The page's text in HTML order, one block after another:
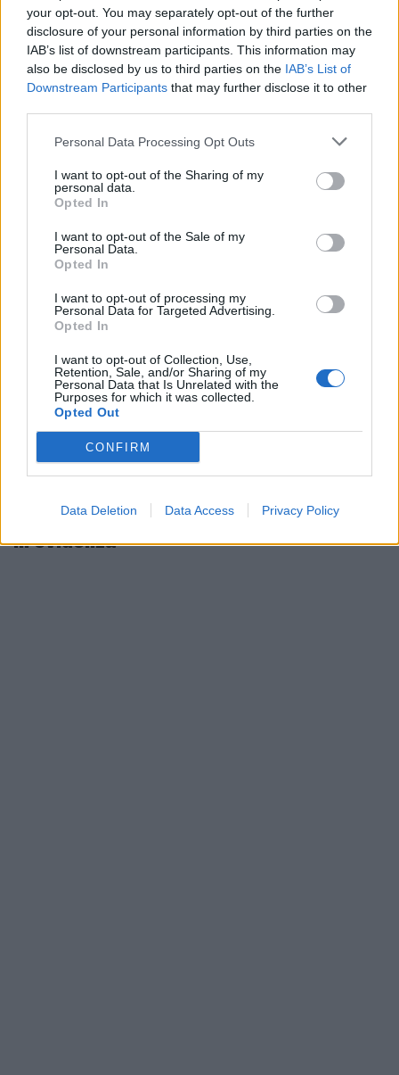
your opt-out. You may separately opt-out of the further
disclosure of your personal information by third parties on the
IAB’s list of downstream participants. This information may
also be disclosed by us to third parties on the IAB’s List of
Downstream Participants that may further disclose it to other
Personal Data Processing Opt Outs
I want to opt-out of the Sharing of my
personal data.
Opted In
I want to opt-out of the Sale of my
Personal Data.
Opted In
I want to opt-out of processing my
Personal Data for Targeted Advertising.
Opted In
I want to opt-out of Collection, Use,
Retention, Sale, and/or Sharing of my
Personal Data that Is Unrelated with the
Purposes for which it was collected.
Opted Out
CONFIRM
Data Deletion Data Access Privacy Policy
In evidenza